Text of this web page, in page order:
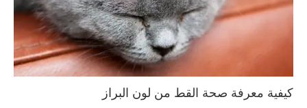
كيفية معرفة صحة القط من لون البراز